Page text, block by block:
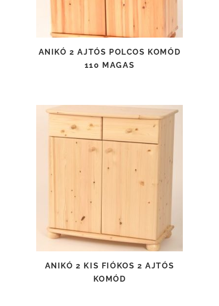
ANIKÓ 2 AJTÓS POLCOS KOMÓD
110 MAGAS
ANIKÓ 2 KIS FIÓKOS 2 AJTÓS
KOMÓD